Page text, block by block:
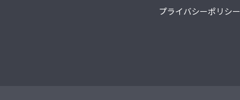
プライバシーポリシー